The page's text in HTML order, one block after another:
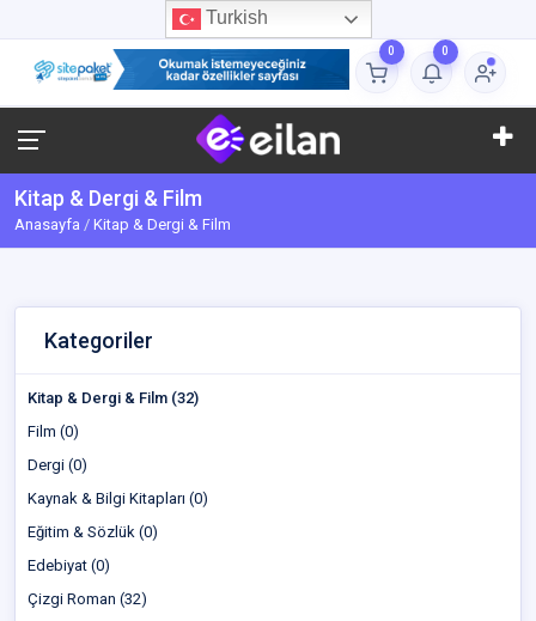
Turkish
0 0
Kitap & Dergi & Film
Anasayfa Kitap & Dergi & Film
Kategoriler
Kitap & Dergi & Film (32)
Film (0)
Dergi (0)
Kaynak & Bilgi Kitapları (0)
Eğitim & Sözlük (0)
Edebiyat (0)
Çizgi Roman (32)